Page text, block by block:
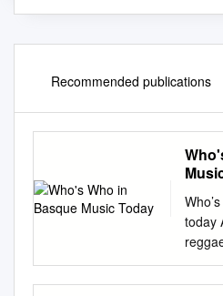
Recommended publications
today